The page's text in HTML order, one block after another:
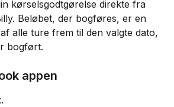
kørselsgodtgørelse direkte fra
Beløbet, der bogføres, er en
alle ture frem til den valgte dato,
bogført.
appen
.